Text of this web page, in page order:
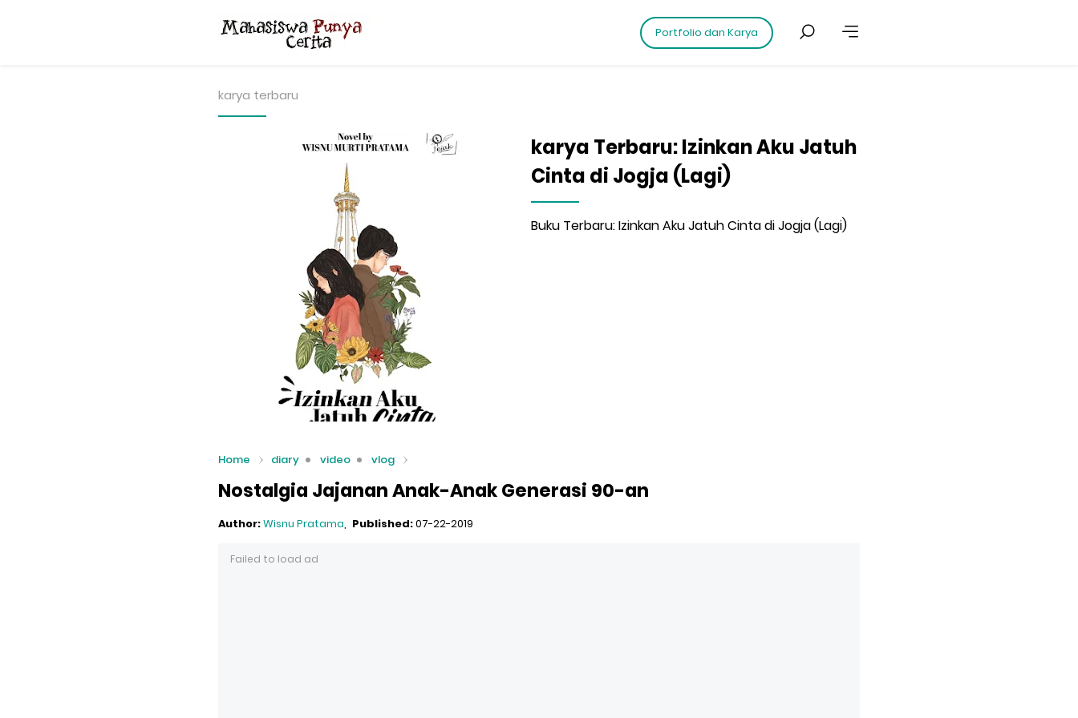
Portfolio dan Karya
karya terbaru
karya Terbaru: Izinkan Aku Jatuh
Cinta di Jogja (Lagi)
Buku Terbaru: Izinkan Aku Jatuh Cinta di Jogja (Lagi)
Home diary video vlog
Nostalgia Jajanan Anak-Anak Generasi 90-an
Author:Wisnu Pratama Published:07-22-2019
Failed to load ad